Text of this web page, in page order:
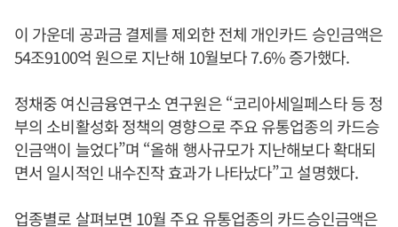
이 가운데 공과금 결제를 제외한 전체 개인카드 승인금액은
54조9100억 원으로 지난해 10월보다 7.6% 증가했다.
정채중 여신금융연구소 연구원은 “코리아세일페스타 등 정
부의 소비활성화 정책의 영향으로 주요 유통업종의 카드승
인금액이 늘었다”며 “올해 행사규모가 지난해보다 확대되
면서 일시적인 내수진작 효과가 나타났다”고 설명했다.
업종별로 살펴보면 10월 주요 유통업종의 카드승인금액은